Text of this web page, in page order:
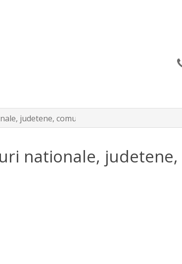
judetene, comunale, vicinale si de exploatare
nationale, judetene,